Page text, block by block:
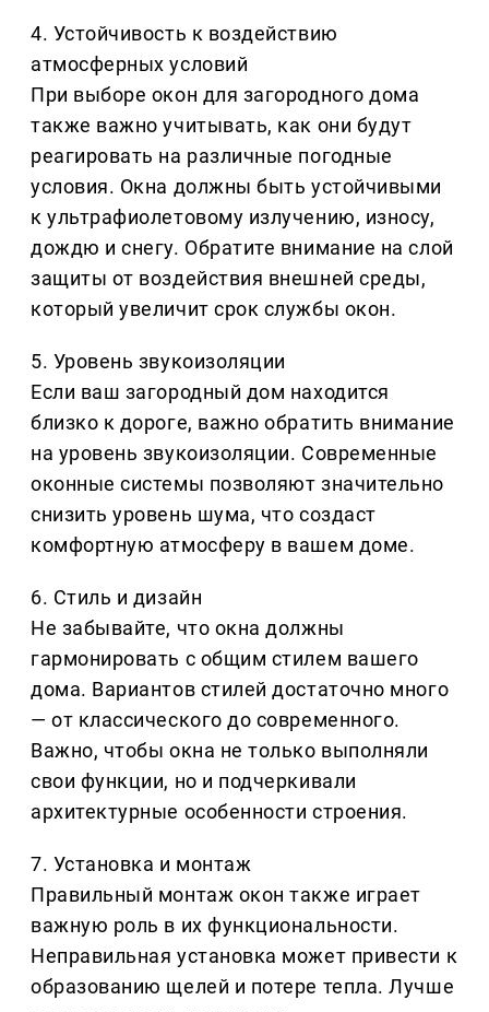
4. Устойчивость к воздействию
атмосферных условий
При выборе окон для загородного дома
также важно учитывать, как они будут
реагировать на различные погодные
условия. Окна должны быть устойчивыми
к ультрафиолетовому излучению, износу,
дождю и снегу. Обратите внимание на слой
защиты от воздействия внешней среды,
который увеличит срок службы окон.
5. Уровень звукоизоляции
Если ваш загородный дом находится
близко к дороге, важно обратить внимание
на уровень звукоизоляции. Современные
оконные системы позволяют значительно
снизить уровень шума, что создаст
комфортную атмосферу в вашем доме.
6. Стиль и дизайн
Не забывайте, что окна должны
гармонировать с общим стилем вашего
дома. Вариантов стилей достаточно много
— от классического до современного.
Важно, чтобы окна не только выполняли
свои функции, но и подчеркивали
архитектурные особенности строения.
7. Установка и монтаж
Правильный монтаж окон также играет
важную роль в их функциональности.
Неправильная установка может привести к
образованию щелей и потере тепла. Лучше